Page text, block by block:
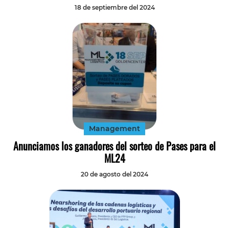
18 de septiembre del 2024
Management
Anunciamos los ganadores del sorteo de Pases para el
ML24
20 de agosto del 2024